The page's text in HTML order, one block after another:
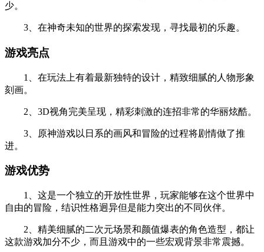
少。
3、在神奇未知的世界的探索发现，寻找最初的乐趣。
游戏亮点
1、在玩法上有着最新独特的设计，精致细腻的人物形象
刻画。
2、3D视角完美呈现，精彩刺激的连招非常的华丽炫酷。
3、原神游戏以日系的画风和冒险的过程将剧情做了推
进。
游戏优势
1、这是一个独立的开放性世界，玩家能够在这个世界中
自由的冒险，结识性格迥异但是能力突出的不同伙伴。
2、精美细腻的二次元场景和颜值爆表的角色造型，都让
这款游戏加分不少，而且游戏中的一些宏观背景非常震撼。